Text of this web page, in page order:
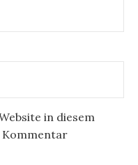
in diesem
Kommentar